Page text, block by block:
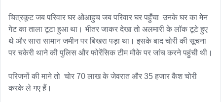
चित्रकूट जब परिवार घर ओआहुच जब परिवार घर पहुँचा  उनके घर का मेन
गेट का ताला टूटा हुआ था। भीतर जाकर देखा तो अलमारी के लॉक टूटे हुए
थे और सारा सामान जमीन पर बिखरा पड़ा था। इसके बाद चोरी की सूचना
पर चकेरी थाने की पुलिस और फोरेंसिक टीम मौके पर जांच करने पहुंची थी।
परिजनों की माने तो  चोर 70 लाख के जेवरात और 35 हजार कैश चोरी
करके ले गए हैं।